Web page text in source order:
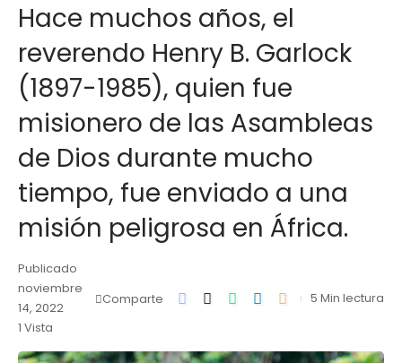
Hace muchos años, el
reverendo Henry B. Garlock
(1897-1985), quien fue
misionero de las Asambleas
de Dios durante mucho
tiempo, fue enviado a una
misión peligrosa en África.
Publicado
noviembre
14, 2022
1 Vista
Comparte 5 Min lectura